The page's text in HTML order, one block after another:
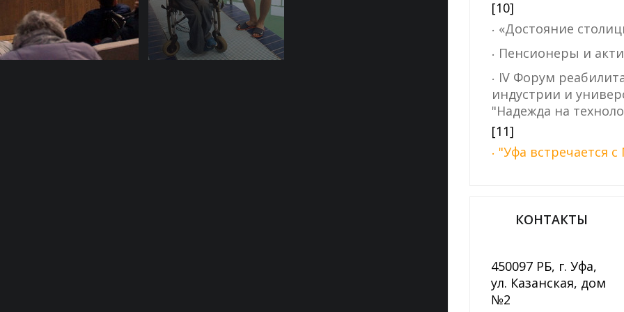
[10]
«Достояние
Пенсионеры и
IV Форум
индустрии и
"Надежда на
[11]
"Уфа встречается
КОНТАКТЫ
450097 РБ, г. Уфа,
ул. Казанская, дом
№2